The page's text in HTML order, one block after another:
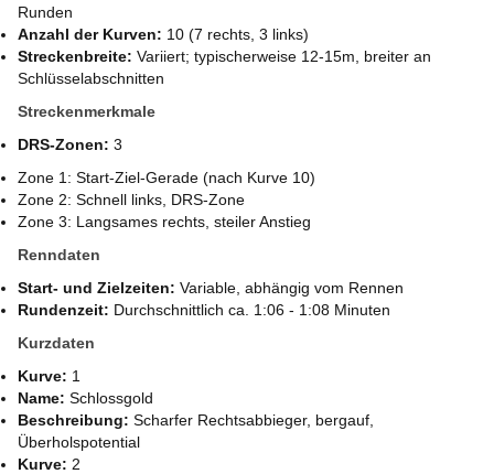
Runden
Anzahl der Kurven: 10 (7 rechts, 3 links)
Streckenbreite: Variiert; typischerweise 12-15m, breiter an
Schlüsselabschnitten
Streckenmerkmale
DRS-Zonen: 3
Zone 1: Start-Ziel-Gerade (nach Kurve 10)
Zone 2: Schnell links, DRS-Zone
Zone 3: Langsames rechts, steiler Anstieg
Renndaten
Start- und Zielzeiten: Variable, abhängig vom Rennen
Rundenzeit: Durchschnittlich ca. 1:06 - 1:08 Minuten
Kurzdaten
Kurve: 1
Name: Schlossgold
Beschreibung: Scharfer Rechtsabbieger, bergauf,
Überholspotential
Kurve: 2